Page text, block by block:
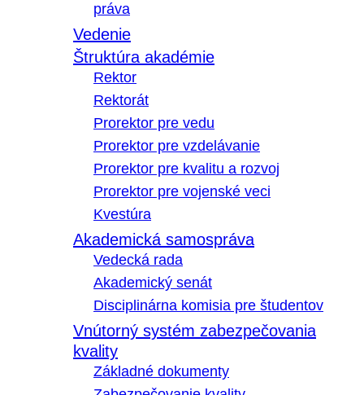
práva
Vedenie
Štruktúra akadémie
Rektor
Rektorát
Prorektor pre vedu
Prorektor pre vzdelávanie
Prorektor pre kvalitu a rozvoj
Prorektor pre vojenské veci
Kvestúra
Akademická samospráva
Vedecká rada
Akademický senát
Disciplinárna komisia pre študentov
Vnútorný systém zabezpečovania
kvality
Základné dokumenty